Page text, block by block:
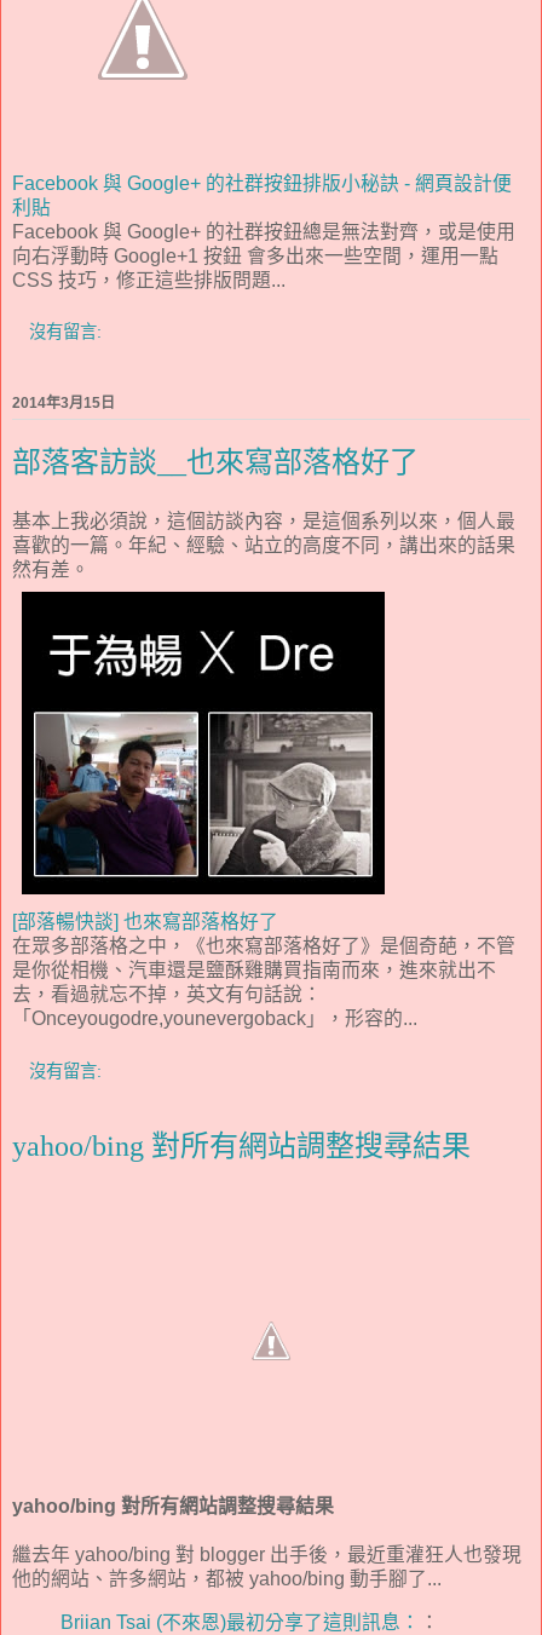
Facebook 與 Google+ 的社群按鈕排版小秘訣 - 網頁設計便
利貼
Facebook 與 Google+ 的社群按鈕總是無法對齊，或是使用
向右浮動時 Google+1 按鈕 會多出來一些空間，運用一點
CSS 技巧，修正這些排版問題...
沒有留言:
2014年3月15日
部落客訪談__也來寫部落格好了
基本上我必須說，這個訪談內容，是這個系列以來，個人最
喜歡的一篇。年紀、經驗、站立的高度不同，講出來的話果
然有差。
[部落暢快談] 也來寫部落格好了
在眾多部落格之中，《也來寫部落格好了》是個奇葩，不管
是你從相機、汽車還是鹽酥雞購買指南而來，進來就出不
去，看過就忘不掉，英文有句話說：
「Onceyougodre,younevergoback」，形容的...
沒有留言:
yahoo/bing 對所有網站調整搜尋結果
yahoo/bing 對所有網站調整搜尋結果
繼去年 yahoo/bing 對 blogger 出手後，最近重灌狂人也發現
他的網站、許多網站，都被 yahoo/bing 動手腳了...
Briian Tsai (不來恩)最初分享了這則訊息： ：